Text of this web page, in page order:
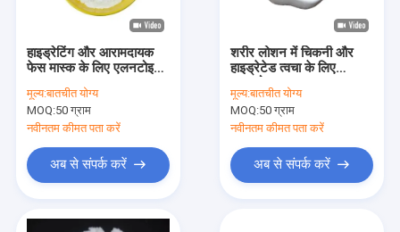
हाइड्रेटिंग और आरामदायक
फेस मास्क के लिए एलनटोइन
पाउडर CAS 97-59-6
मूल्य:बातचीत योग्य
MOQ:50 ग्राम
नवीनतम कीमत पता करें
अब से संपर्क करें
शरीर लोशन में चिकनी और
हाइड्रेटेड त्वचा के लिए
एलनटोइन पाउडर
मूल्य:बातचीत योग्य
MOQ:50 ग्राम
नवीनतम कीमत पता करें
अब से संपर्क करें